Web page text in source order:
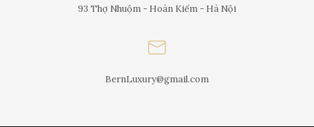
93 Thợ Nhuộm - Hoàn Kiếm - Hà Nội
BernLuxury@gmail.com